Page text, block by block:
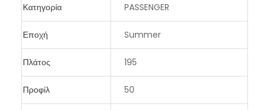
Κατηγορία PASSENGER
Εποχή Summer
Πλάτος 195
Προφίλ 50